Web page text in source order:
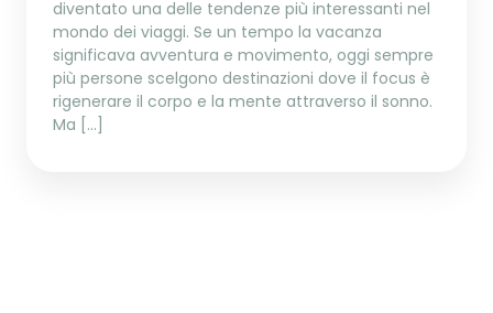
diventato una delle tendenze più interessanti nel
mondo dei viaggi. Se un tempo la vacanza
significava avventura e movimento, oggi sempre
più persone scelgono destinazioni dove il focus è
rigenerare il corpo e la mente attraverso il sonno.
Ma […]